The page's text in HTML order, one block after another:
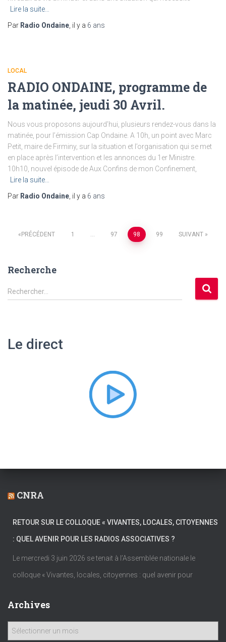
Lire la suite…
Par Radio Ondaine , il y a 6 ans
LOCAL
RADIO ONDAINE, programme de
la matinée, jeudi 30 Avril.
Nous vous proposons aujourd’hui, plusieurs rendez-vous dans la
matinée, pour l’émission Cap Ondaine. A 10h, un point avec Marc
Petit, maire de Firminy, sur la situation et l’organisation qui se met
en place après l’intervention et les annonces du 1er Ministre.
10h10, nouvel épisode de Aux Confins de mon Confinement,
Lire la suite…
Par Radio Ondaine , il y a 6 ans
Pagination
PRÉCÉDENT 1 … 97 98 99 SUIVANT
Recherche
R
e
Rechercher…
Le direct
CNRA
RETOUR SUR LE COLLOQUE « VIVANTES, LOCALES, CITOYENNES
: QUEL AVENIR POUR LES RADIOS ASSOCIATIVES ?
Le mercredi 3 juin 2026 se tenait à l’Assemblée nationale le
colloque « Vivantes, locales, citoyennes : quel avenir pour
Archives